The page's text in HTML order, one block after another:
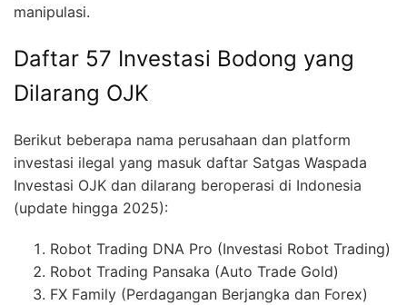
manipulasi.
Daftar 57 Investasi Bodong yang
Dilarang OJK
Berikut beberapa nama perusahaan dan platform
investasi ilegal yang masuk daftar Satgas Waspada
Investasi OJK dan dilarang beroperasi di Indonesia
(update hingga 2025):
Robot Trading DNA Pro (Investasi Robot Trading)
Robot Trading Pansaka (Auto Trade Gold)
FX Family (Perdagangan Berjangka dan Forex)